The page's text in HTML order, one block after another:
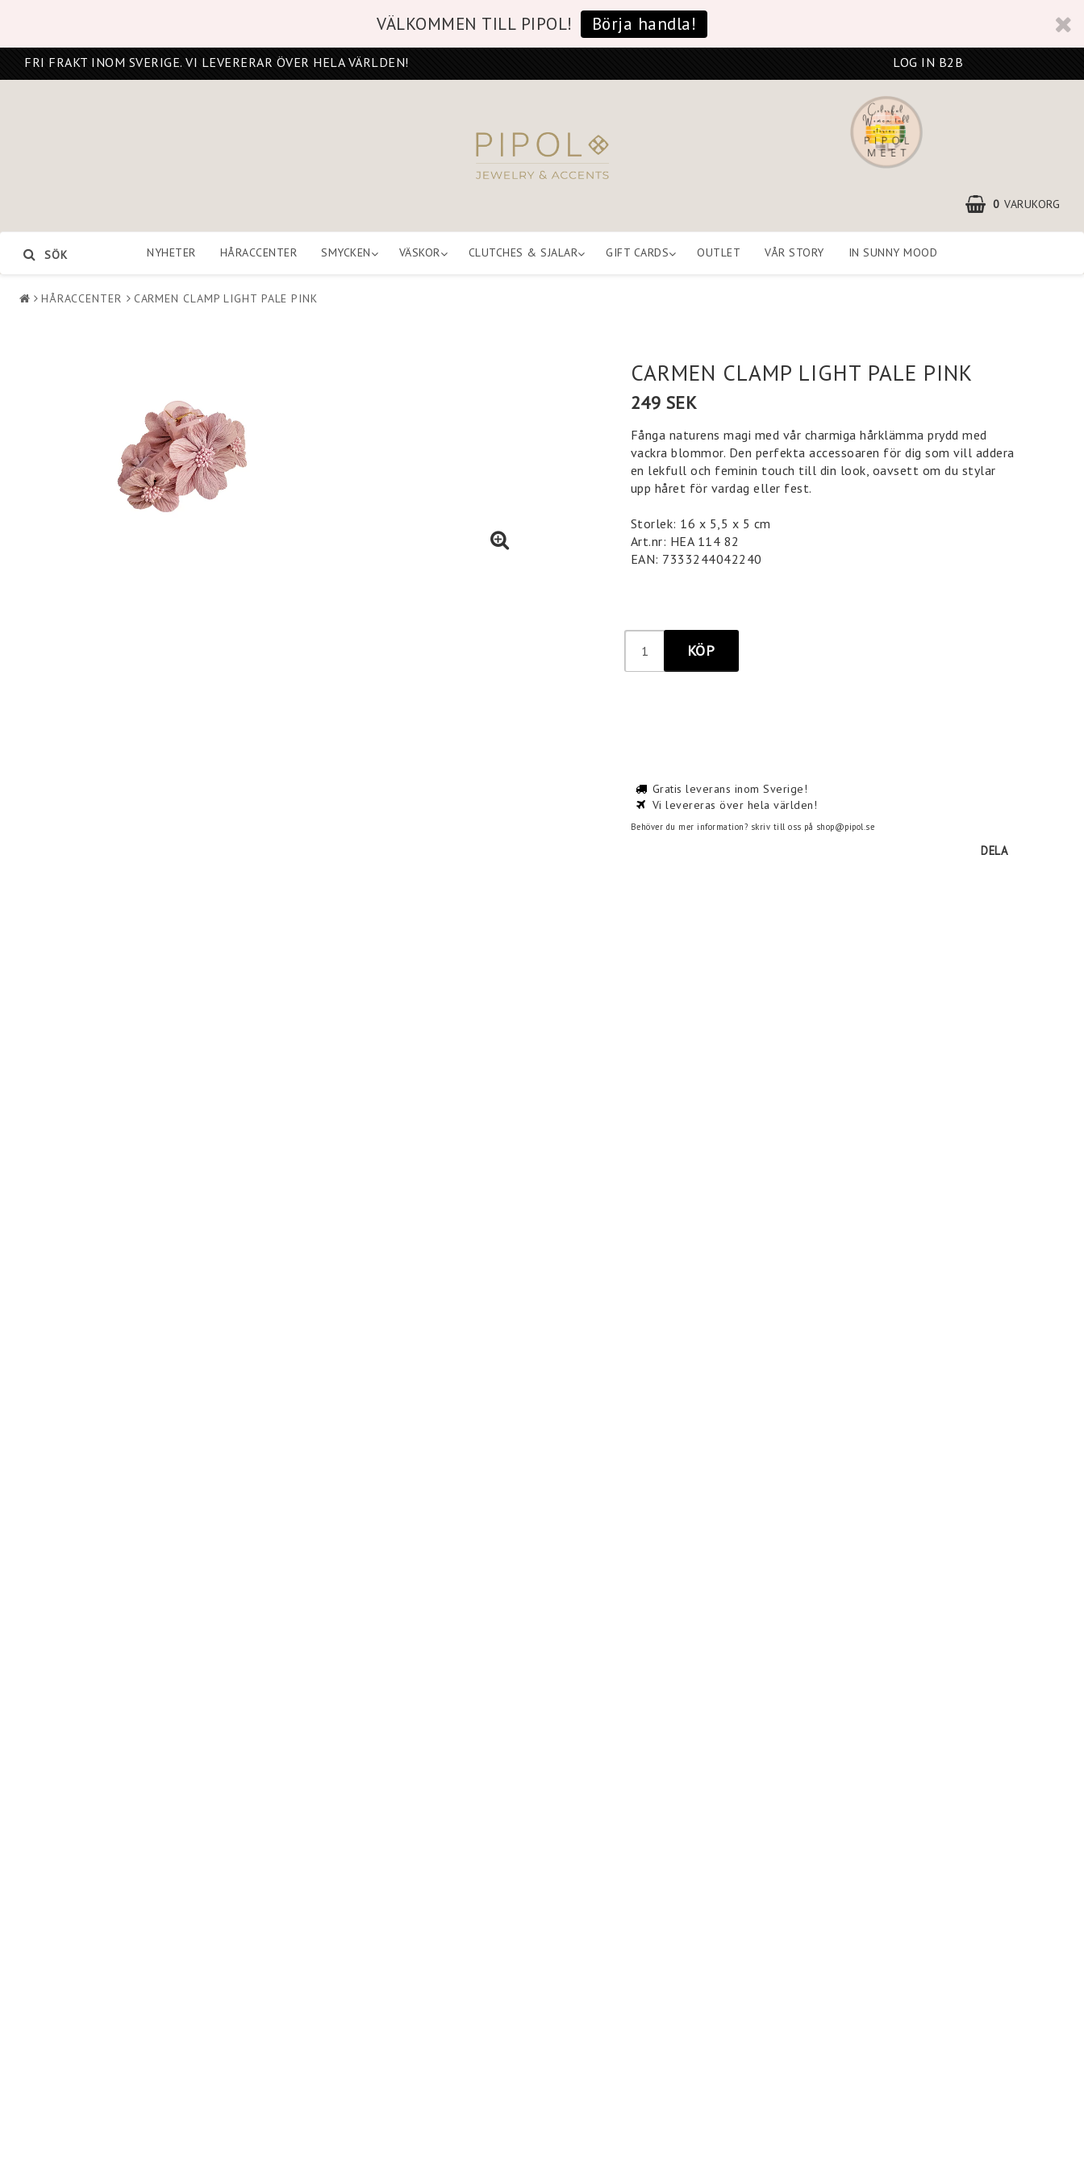
VÄLKOMMEN TILL PIPOL! Börja handla!
FRI FRAKT INOM SVERIGE. VI LEVERERAR ÖVER HELA VÄRLDEN! LOG IN B2B
0 VARUKORG
NYHETER HÅRACCENTER SMYCKEN VÄSKOR CLUTCHES & SJALAR GIFT CARDS OUTLET VÅR STORY IN SUNNY MOOD
SÖK
HÅRACCENTER CARMEN CLAMP LIGHT PALE PINK
CARMEN CLAMP LIGHT PALE PINK
249 SEK
Fånga naturens magi med vår charmiga hårklämma prydd med
vackra blommor. Den perfekta accessoaren för dig som vill addera
en lekfull och feminin touch till din look, oavsett om du stylar
upp håret för vardag eller fest.
Storlek: 16 x 5,5 x 5 cm
Art.nr: HEA 114 82
EAN: 7333244042240
KÖP
Gratis leverans inom Sverige!
Vi levereras över hela världen!
Behöver du mer information? skriv till oss på shop@pipol.se
DELA